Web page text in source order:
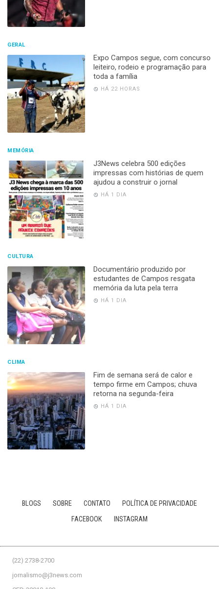
GERAL
Expo Campos segue, com concurso
leiteiro, rodeio e programação para
toda a família
HÁ 22 HORAS
MEMÓRIA
J3News celebra 500 edições
impressas com histórias de quem
ajudou a construir o jornal
HÁ 1 DIA
CULTURA
Documentário produzido por
estudantes de Campos resgata
memória da luta pela terra
HÁ 1 DIA
CLIMA
Fim de semana será de calor e
tempo firme em Campos; chuva
retorna na segunda-feira
HÁ 1 DIA
BLOGS SOBRE CONTATO
POLÍTICA DE PRIVACIDADE
FACEBOOK
INSTAGRAM
(22) 2738-2700
jornalismo@j3news.com